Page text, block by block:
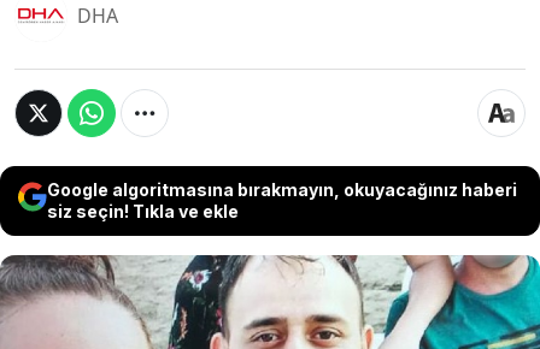
DHA
Google algoritmasına bırakmayın, okuyacağınız haberi
siz seçin! Tıkla ve ekle
Adana'da kendisini aldattığı iddiasıyla 2 çocuk